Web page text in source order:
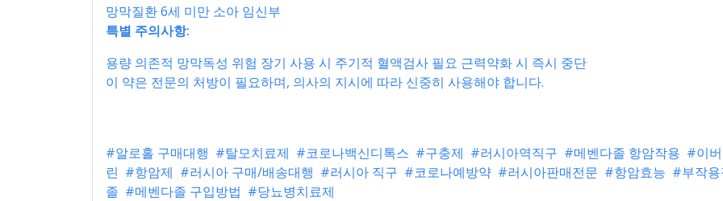
망막질환 6세 미만 소아 임신부
특별 주의사항:
용량 의존적 망막독성 위험 장기 사용 시 주기적 혈액검사 필요 근력약화 시 즉시 중단
이 약은 전문의 처방이 필요하며, 의사의 지시에 따라 신중히 사용해야 합니다.
#알로홀 구매대행 #탈모치료제 #코로나백신디톡스 #구충제 #러시아역직구 #메벤다졸 항암작용 #이
린 #항암제 #러시아 구매/배송대행 #러시아 직구 #코로나예방약 #러시아판매전문 #항암효능 #부작
졸 #메벤다졸 구입방법 #당뇨병치료제